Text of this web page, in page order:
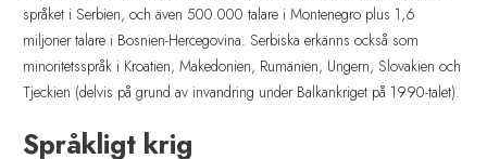
språket i Serbien, och även 500.000 talare i Montenegro plus 1,6
miljoner talare i Bosnien-Hercegovina. Serbiska erkänns också som
minoritetsspråk i Kroatien, Makedonien, Rumänien, Ungern, Slovakien och
Tjeckien (delvis på grund av invandring under Balkankriget på 1990-talet).
Språkligt krig